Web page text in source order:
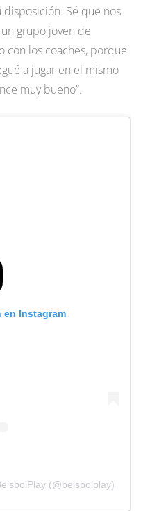
Sé que nos
un grupo joven de
con los coaches, porque
a jugar en el mismo
muy bueno”.
en Instagram
(@beisbolplay)